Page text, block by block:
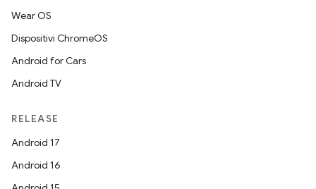
Wear OS
Dispositivi ChromeOS
Android for Cars
Android TV
RELEASE
Android 17
Android 16